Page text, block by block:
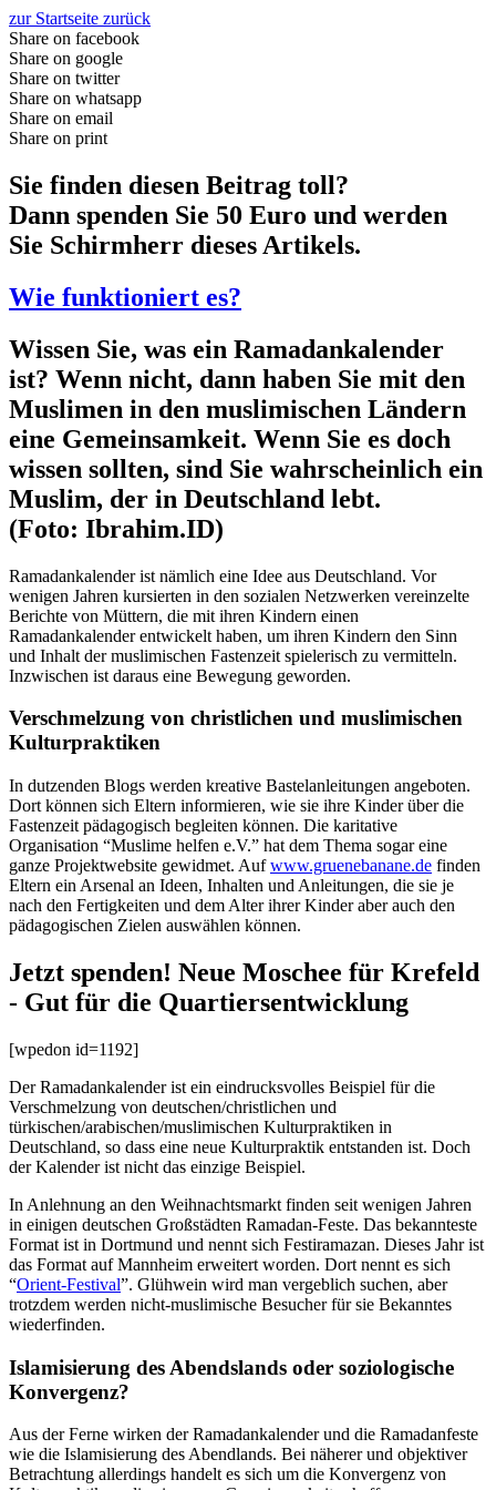
zur Startseite zurück
Share on facebook
Share on google
Share on twitter
Share on whatsapp
Share on email
Share on print
Sie finden diesen Beitrag toll?
Dann spenden Sie 50 Euro und werden
Sie Schirmherr dieses Artikels.
Wie funktioniert es?
Wissen Sie, was ein Ramadankalender
ist? Wenn nicht, dann haben Sie mit den
Muslimen in den muslimischen Ländern
eine Gemeinsamkeit. Wenn Sie es doch
wissen sollten, sind Sie wahrscheinlich ein
Muslim, der in Deutschland lebt.
(Foto: Ibrahim.ID)
Ramadankalender ist nämlich eine Idee aus Deutschland. Vor
wenigen Jahren kursierten in den sozialen Netzwerken vereinzelte
Berichte von Müttern, die mit ihren Kindern einen
Ramadankalender entwickelt haben, um ihren Kindern den Sinn
und Inhalt der muslimischen Fastenzeit spielerisch zu vermitteln.
Inzwischen ist daraus eine Bewegung geworden.
Verschmelzung von christlichen und muslimischen
Kulturpraktiken
In dutzenden Blogs werden kreative Bastelanleitungen angeboten.
Dort können sich Eltern informieren, wie sie ihre Kinder über die
Fastenzeit pädagogisch begleiten können. Die karitative
Organisation “Muslime helfen e.V.” hat dem Thema sogar eine
ganze Projektwebsite gewidmet. Aufwww.gruenebanane.de finden
Eltern ein Arsenal an Ideen, Inhalten und Anleitungen, die sie je
nach den Fertigkeiten und dem Alter ihrer Kinder aber auch den
pädagogischen Zielen auswählen können.
Jetzt spenden! Neue Moschee für Krefeld
- Gut für die Quartiersentwicklung
[wpedon id=1192]
Der Ramadankalender ist ein eindrucksvolles Beispiel für die
Verschmelzung von deutschen/christlichen und
türkischen/arabischen/muslimischen Kulturpraktiken in
Deutschland, so dass eine neue Kulturpraktik entstanden ist. Doch
der Kalender ist nicht das einzige Beispiel.
In Anlehnung an den Weihnachtsmarkt finden seit wenigen Jahren
in einigen deutschen Großstädten Ramadan-Feste. Das bekannteste
Format ist in Dortmund und nennt sich Festiramazan. Dieses Jahr ist
das Format auf Mannheim erweitert worden. Dort nennt es sich
“Orient-Festival”. Glühwein wird man vergeblich suchen, aber
trotzdem werden nicht-muslimische Besucher für sie Bekanntes
wiederfinden.
Islamisierung des Abendslands oder soziologische
Konvergenz?
Aus der Ferne wirken der Ramadankalender und die Ramadanfeste
wie die Islamisierung des Abendlands. Bei näherer und objektiver
Betrachtung allerdings handelt es sich um die Konvergenz von